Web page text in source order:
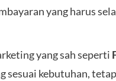
yang harus
yang sah seperti
sesuai kebutuhan,